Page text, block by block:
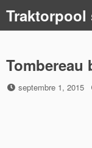
content
Traktorpool
Tombereau
Posted
septembre 1, 2015